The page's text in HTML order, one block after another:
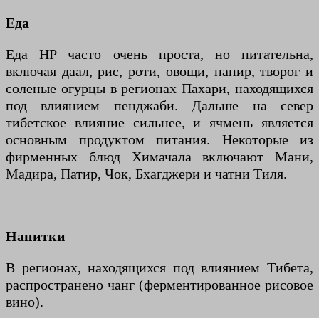
Еда
Еда HP часто очень проста, но питательна,
включая даал, рис, роти, овощи, панир, творог и
соленые огурцы в регионах Пахари, находящихся
под влиянием пенджаби. Дальше на север
тибетское влияние сильнее, и ячмень является
основным продуктом питания. Некоторые из
фирменных блюд Химачала включают Мани,
Мадира, Патир, Чок, Бхагджери и чатни Тиля.
Напитки
В регионах, находящихся под влиянием Тибета,
распространено чанг (ферментированное рисовое
вино).